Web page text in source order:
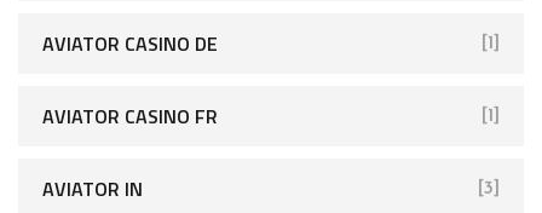
AVIATOR CASINO DE [1]
AVIATOR CASINO FR [1]
AVIATOR IN [3]